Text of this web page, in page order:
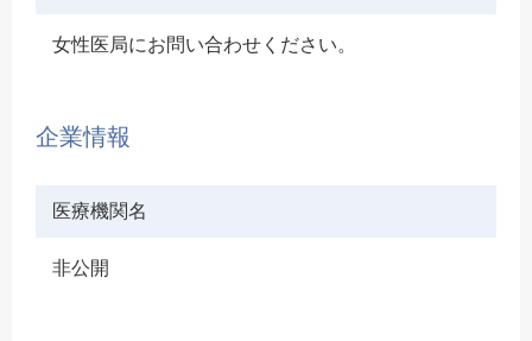
女性医局にお問い合わせください。
企業情報
医療機関名
非公開